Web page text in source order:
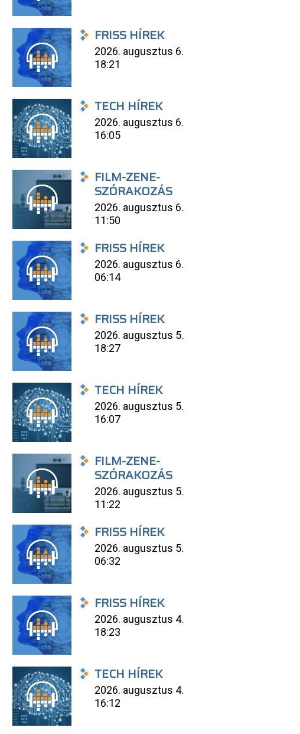
FRISS HÍREK
2026. augusztus 6.
18:21
TECH HÍREK
2026. augusztus 6.
16:05
FILM-ZENE-
SZÓRAKOZÁS
2026. augusztus 6.
11:50
FRISS HÍREK
2026. augusztus 6.
06:14
FRISS HÍREK
2026. augusztus 5.
18:27
TECH HÍREK
2026. augusztus 5.
16:07
FILM-ZENE-
SZÓRAKOZÁS
2026. augusztus 5.
11:22
FRISS HÍREK
2026. augusztus 5.
06:32
FRISS HÍREK
2026. augusztus 4.
18:23
TECH HÍREK
2026. augusztus 4.
16:12